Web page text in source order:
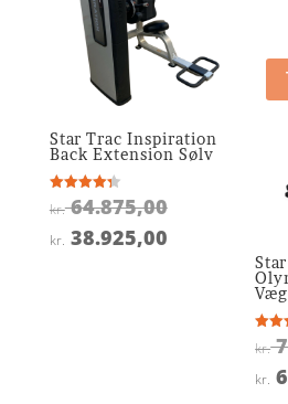
Star Trac Inspiration
Back Extension Sølv
Vurderet
4.3
kr.64.875,00Den
oprindelige
kr.
kr. 38.925,00Den
kr.
4.9
kr.
kr.